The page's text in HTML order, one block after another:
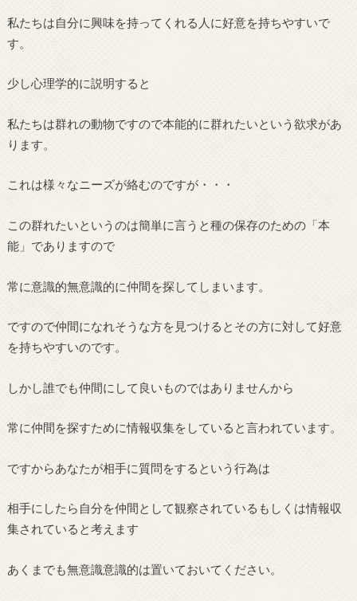
私たちは自分に興味を持ってくれる人に好意を持ちやすいで
す。
少し心理学的に説明すると
私たちは群れの動物ですので本能的に群れたいという欲求があ
ります。
これは様々なニーズが絡むのですが・・・
この群れたいというのは簡単に言うと種の保存のための「本
能」でありますので
常に意識的無意識的に仲間を探してしまいます。
ですので仲間になれそうな方を見つけるとその方に対して好意
を持ちやすいのです。
しかし誰でも仲間にして良いものではありませんから
常に仲間を探すために情報収集をしていると言われています。
ですからあなたが相手に質問をするという行為は
相手にしたら自分を仲間として観察されているもしくは情報収
集されていると考えます
あくまでも無意識意識的は置いておいてください。